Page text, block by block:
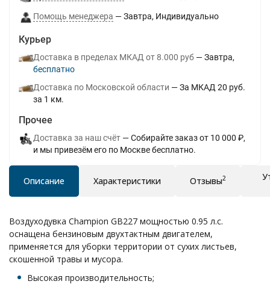
Помощь менеджера Завтра Индивидуально
Курьер
Доставка в пределах МКАД от 8.000 руб
Завтра
Бесплатно
Доставка по Московской области
За МКАД 20 руб.
за 1 км.
Прочее
Доставка за наш счёт
Собирайте заказ от 10 000 ₽,
и мы привезём его по Москве бесплатно.
Описание Характеристики Отзывы2
Воздуходувка Champion GB227 мощностью 0.95 л.с.
оснащена бензиновым двухтактным двигателем,
применяется для уборки территории от сухих листьев,
скошенной травы и мусора.
Высокая производительность;